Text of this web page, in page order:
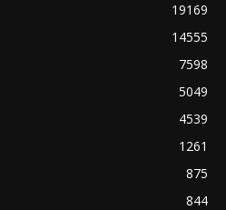
19169
14555
7598
5049
4539
1261
875
844